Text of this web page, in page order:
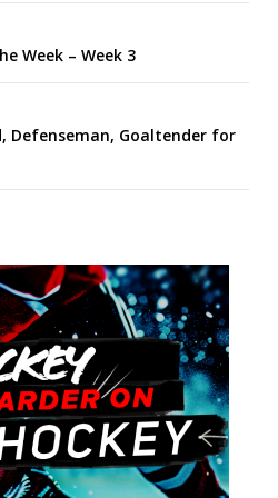
Week – Week 3
Defenseman, Goaltender for